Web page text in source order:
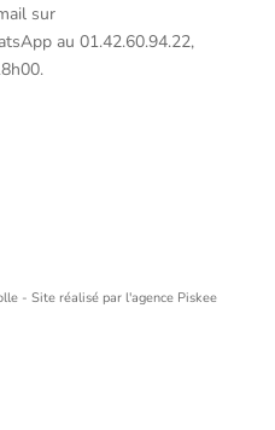
sur
au 01.42.60.94.22,
- Site réalisé par l'agence Piskee